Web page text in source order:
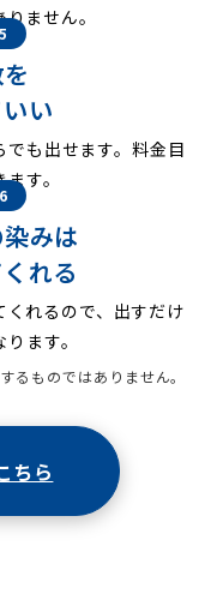
ません。
い
も出せます。料金目
す。
みは
れる
れるので、出すだけ
ます。
ものではありません。
ちら